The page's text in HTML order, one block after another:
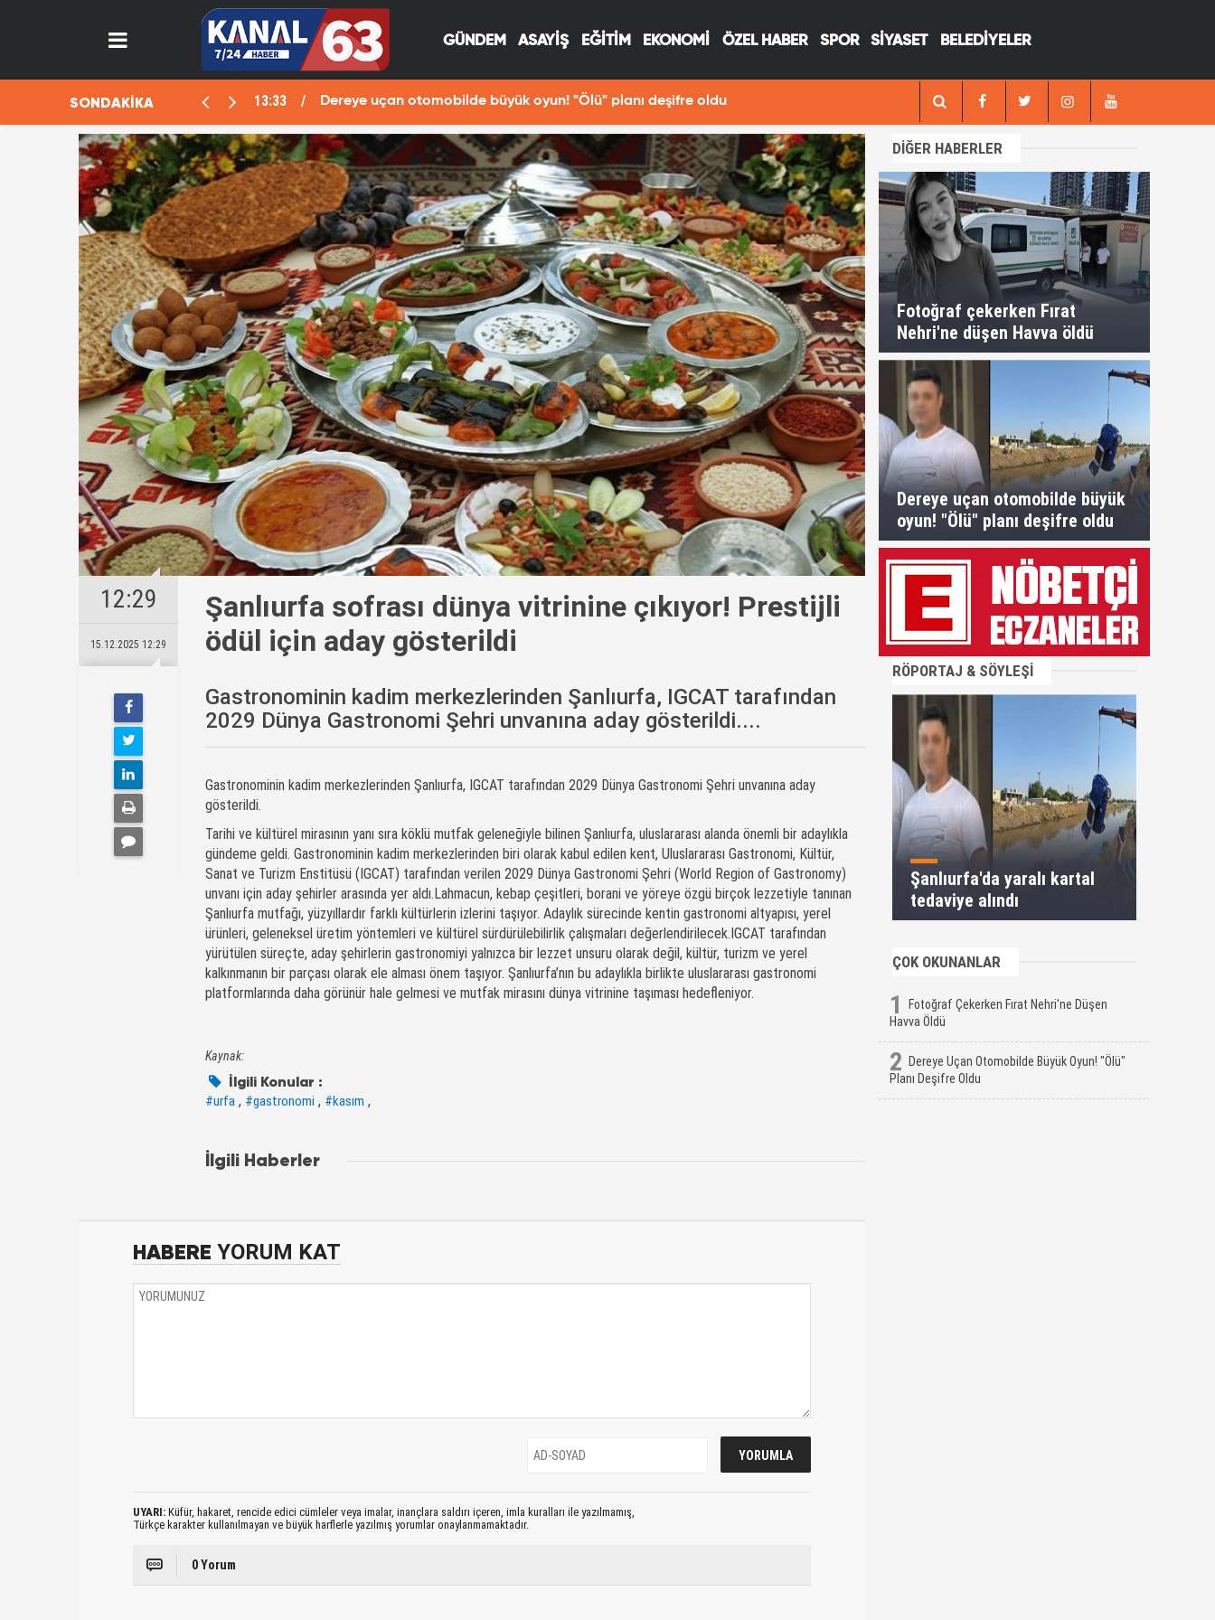
GÜNDEM ASAYİŞ EĞİTİM EKONOMİ ÖZEL HABER SPOR SİYASET BELEDİYELER
SONDAKİKA 13:33 Dereye uçan otomobilde büyük oyun! "Ölü" planı deşifre oldu Fotoğraf çekerken Fırat Nehri'ne düşen
12:29
15.12.2025 12:29
Şanlıurfa sofrası dünya vitrinine çıkıyor! Prestijli
ödül için aday gösterildi
Gastronominin kadim merkezlerinden Şanlıurfa, IGCAT tarafından
2029 Dünya Gastronomi Şehri unvanına aday gösterildi....
Gastronominin kadim merkezlerinden Şanlıurfa, IGCAT tarafından 2029 Dünya Gastronomi Şehri unvanına aday
gösterildi.
Tarihi ve kültürel mirasının yanı sıra köklü mutfak geleneğiyle bilinen Şanlıurfa, uluslararası alanda önemli bir adaylıkla
gündeme geldi. Gastronominin kadim merkezlerinden biri olarak kabul edilen kent, Uluslararası Gastronomi, Kültür,
Sanat ve Turizm Enstitüsü (IGCAT) tarafından verilen 2029 Dünya Gastronomi Şehri (World Region of Gastronomy)
unvanı için aday şehirler arasında yer aldı.Lahmacun, kebap çeşitleri, borani ve yöreye özgü birçok lezzetiyle tanınan
Şanlıurfa mutfağı, yüzyıllardır farklı kültürlerin izlerini taşıyor. Adaylık sürecinde kentin gastronomi altyapısı, yerel
ürünleri, geleneksel üretim yöntemleri ve kültürel sürdürülebilirlik çalışmaları değerlendirilecek.IGCAT tarafından
yürütülen süreçte, aday şehirlerin gastronomiyi yalnızca bir lezzet unsuru olarak değil, kültür, turizm ve yerel
kalkınmanın bir parçası olarak ele alması önem taşıyor. Şanlıurfa’nın bu adaylıkla birlikte uluslararası gastronomi
platformlarında daha görünür hale gelmesi ve mutfak mirasını dünya vitrinine taşıması hedefleniyor.
Kaynak:
İlgili Konular :
#urfa , #gastronomi , #kasım ,
İlgili Haberler
HABERE YORUM KAT
UYARI: Küfür, hakaret, rencide edici cümleler veya imalar, inançlara saldırı içeren, imla kuralları ile yazılmamış,
Türkçe karakter kullanılmayan ve büyük harflerle yazılmış yorumlar onaylanmamaktadır.
0 Yorum
DİĞER HABERLER
Fotoğraf çekerken Fırat
Nehri'ne düşen Havva öldü
Dereye uçan otomobilde büyük
oyun! "Ölü" planı deşifre oldu
RÖPORTAJ & SÖYLEŞİ
Şanlıurfa'da yaralı kartal
tedaviye alındı
ÇOK OKUNANLAR
1
Fotoğraf Çekerken Fırat Nehri'ne Düşen
Havva Öldü
2
Dereye Uçan Otomobilde Büyük Oyun! "Ölü"
Planı Deşifre Oldu